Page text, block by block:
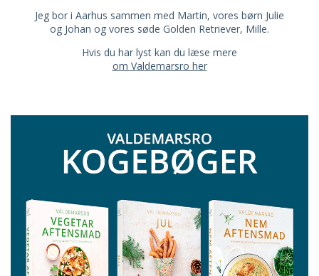
Jeg bor i Aarhus sammen med Martin, vores børn Julie
og Johan og vores søde Golden Retriever, Mille.
Hvis du har lyst kan du læse mere
om Valdemarsro her